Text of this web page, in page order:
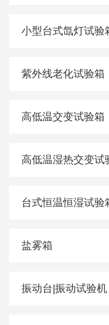
小型台式氙灯试验
紫外线老化试验箱
高低温交变试验箱
高低温湿热交变试
台式恒温恒湿试验
盐雾箱
振动台|振动试验机